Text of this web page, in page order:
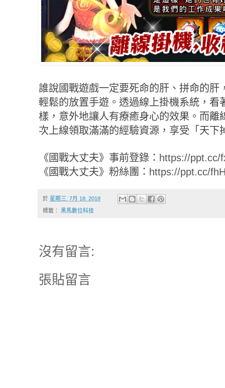
誰說國戰遊戲一定要死命的肝、拼命的肝
輕鬆的放置手遊。透過線上掛機系統，看
樣，意外地讓人有療癒身心的效果。而離
次上線領取滿滿的經驗資源，享受「天下
《國戰大丈夫》事前登錄： https://ppt.cc/
《國戰大丈夫》粉絲團： https://ppt.cc/
於 星期三, 7月 18, 2018
標籤： 黑馬數位科技
沒有留言:
張貼留言